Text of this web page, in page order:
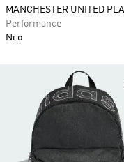
MANCHESTER UNITED
Performance
Νέο